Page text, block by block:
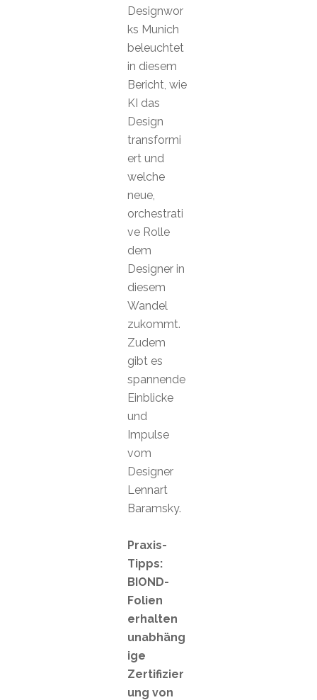
Designwor
ks Munich
beleuchtet
in diesem
Bericht, wie
KI das
Design
transformi
ert und
welche
neue,
orchestrati
ve Rolle
dem
Designer in
diesem
Wandel
zukommt.
Zudem
gibt es
spannende
Einblicke
und
Impulse
vom
Designer
Lennart
Baramsky.
Praxis-
Tipps:
BIOND-
Folien
erhalten
unabhäng
ige
Zertifizier
ung von